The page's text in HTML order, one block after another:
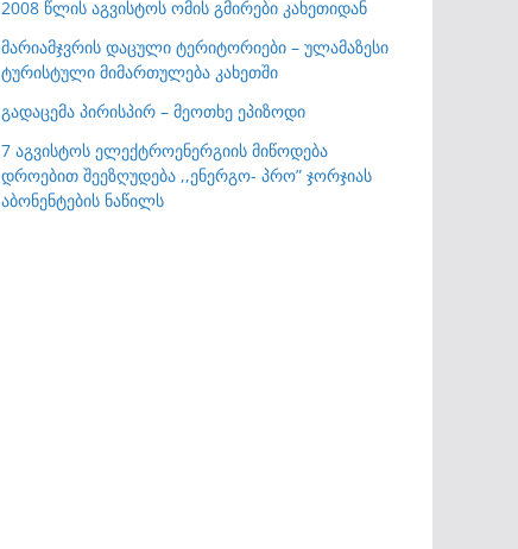
2008 წლის აგვისტოს ომის გმირები კახეთიდან
მარიამჯვრის დაცული ტერიტორიები – ულამაზესი
ტურისტული მიმართულება კახეთში
გადაცემა პირისპირ – მეოთხე ეპიზოდი
7 აგვისტოს ელექტროენერგიის მიწოდება
დროებით შეეზღუდება ,,ენერგო- პრო” ჯორჯიას
აბონენტების ნაწილს